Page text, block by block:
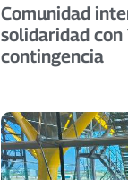
Comunidad
solidaridad
contingencia